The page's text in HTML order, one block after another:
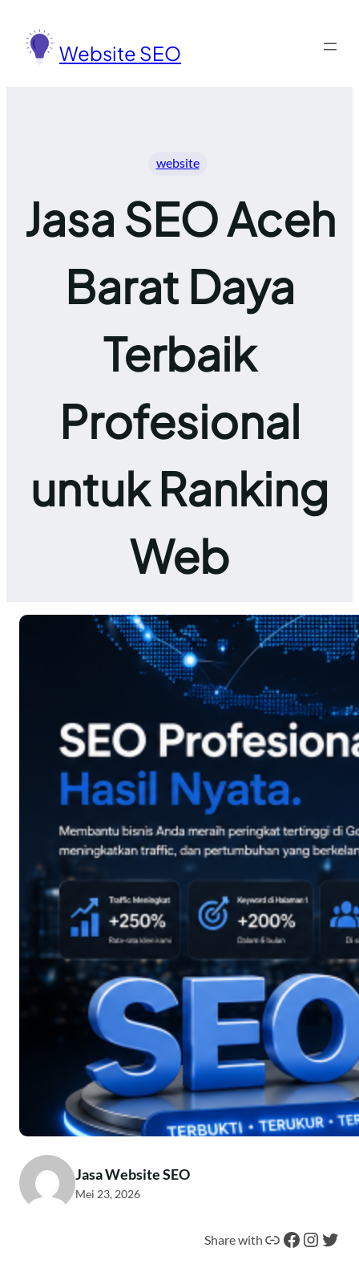
konten
Website SEO
website
Jasa SEO Aceh
Barat Daya
Terbaik
Profesional
untuk Ranking
Web
Jasa Website SEO
Mei 23, 2026
Share with Tautan Facebook Instagram Twitter